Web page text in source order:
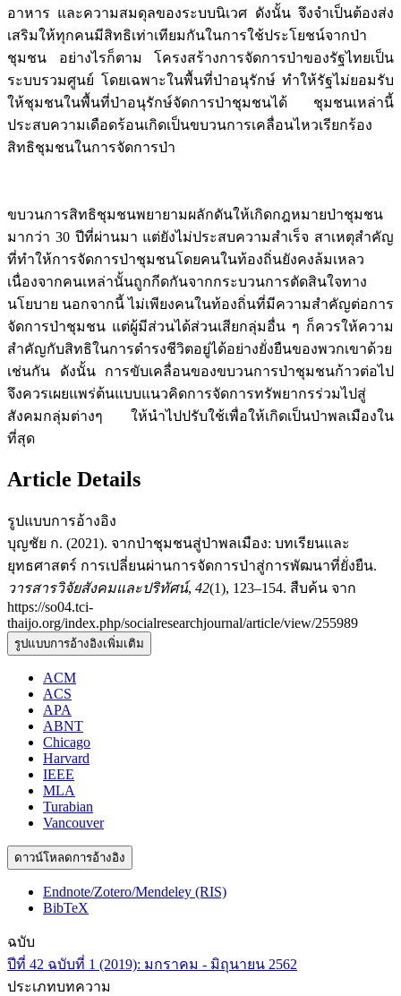
อาหาร และความสมดุลของระบบนิเวศ ดังนั้น จึงจำเป็นต้องส่ง
เสริมให้ทุกคนมีสิทธิเท่าเทียมกันในการใช้ประโยชน์จากป่า
ชุมชน อย่างไรก็ตาม โครงสร้างการจัดการป่าของรัฐไทยเป็น
ระบบรวมศูนย์ โดยเฉพาะในพื้นที่ป่าอนุรักษ์ ทำให้รัฐไม่ยอมรับ
ให้ชุมชนในพื้นที่ป่าอนุรักษ์จัดการป่าชุมชนได้ ชุมชนเหล่านี้
ประสบความเดือดร้อนเกิดเป็นขบวนการเคลื่อนไหวเรียกร้อง
สิทธิชุมชนในการจัดการป่า
ขบวนการสิทธิชุมชนพยายามผลักดันให้เกิดกฎหมายป่าชุมชน
มากว่า 30 ปีที่ผ่านมา แต่ยังไม่ประสบความสำเร็จ สาเหตุสำคัญ
ที่ทำให้การจัดการป่าชุมชนโดยคนในท้องถิ่นยังคงล้มเหลว
เนื่องจากคนเหล่านั้นถูกกีดกันจากกระบวนการตัดสินใจทาง
นโยบาย นอกจากนี้ ไม่เพียงคนในท้องถิ่นที่มีความสำคัญต่อการ
จัดการป่าชุมชน แต่ผู้มีส่วนได้ส่วนเสียกลุ่มอื่น ๆ ก็ควรให้ความ
สำคัญกับสิทธิในการดำรงชีวิตอยู่ได้อย่างยั่งยืนของพวกเขาด้วย
เช่นกัน ดังนั้น การขับเคลื่อนของขบวนการป่าชุมชนก้าวต่อไป
จึงควรเผยแพร่ต้นแบบแนวคิดการจัดการทรัพยากรร่วมไปสู่
สังคมกลุ่มต่างๆ ให้นำไปปรับใช้เพื่อให้เกิดเป็นป่าพลเมืองใน
ที่สุด
Article Details
รูปแบบการอ้างอิง
บุญชัย ก. (2021). จากป่าชุมชนสู่ป่าพลเมือง: บทเรียนและ
ยุทธศาสตร์ การเปลี่ยนผ่านการจัดการป่าสู่การพัฒนาที่ยั่งยืน.
วารสารวิจัยสังคมและปริทัศน์, 42(1), 123–154. สืบค้น จาก
https://so04.tci-
thaijo.org/index.php/socialresearchjournal/article/view/255989
รูปแบบการอ้างอิงเพิ่มเติม
ACM
ACS
APA
ABNT
Chicago
Harvard
IEEE
MLA
Turabian
Vancouver
ดาวน์โหลดการอ้างอิง
Endnote/Zotero/Mendeley (RIS)
BibTeX
ฉบับ
ปีที่ 42 ฉบับที่ 1 (2019): มกราคม - มิถุนายน 2562
ประเภทบทความ